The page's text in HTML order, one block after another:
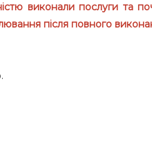
виконали послуги та
після повного